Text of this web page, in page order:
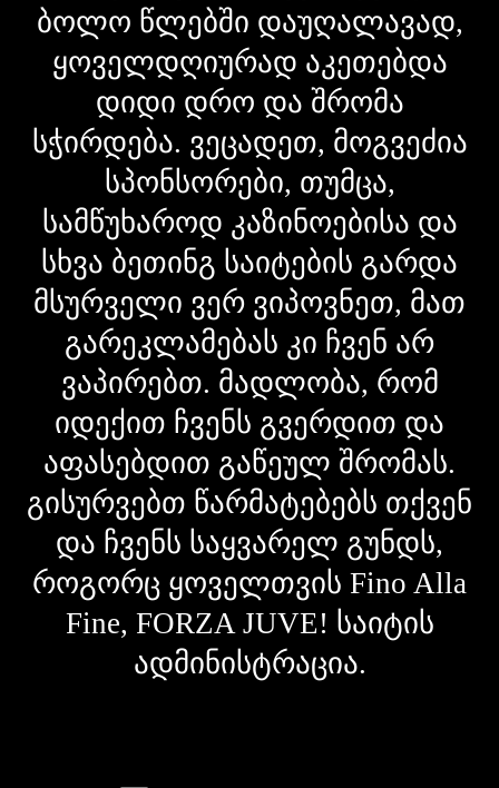
ბოლო წლებში დაუღალავად,
ყოველდღიურად აკეთებდა
დიდი დრო და შრომა
სჭირდება. ვეცადეთ, მოგვეძია
სპონსორები, თუმცა,
სამწუხაროდ კაზინოებისა და
სხვა ბეთინგ საიტების გარდა
მსურველი ვერ ვიპოვნეთ, მათ
გარეკლამებას კი ჩვენ არ
ვაპირებთ. მადლობა, რომ
იდექით ჩვენს გვერდით და
აფასებდით გაწეულ შრომას.
გისურვებთ წარმატებებს თქვენ
და ჩვენს საყვარელ გუნდს,
როგორც ყოველთვის Fino Alla
Fine, FORZA JUVE! საიტის
ადმინისტრაცია.